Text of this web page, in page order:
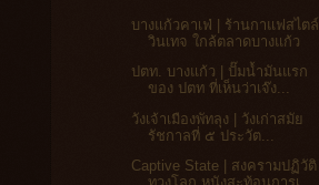
บางแก้วคาเฟ่ | ร้านกาแฟสไตล์
วินเทจ ใกล้ตลาดบางแก้ว
ปตท. บางแก้ว | ปั๊มน้ำมันแรก
ของ ปตท ที่เห็นว่าเจ๊ง...
วังเจ้าเมืองพัทลุง | วังเก่าสมัย
รัชกาลที่ ๕ ประวัต...
Captive State | สงครามปฏิวัติ